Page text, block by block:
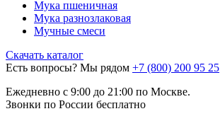
Мука пшеничная
Мука разнозлаковая
Мучные смеси
Скачать каталог
Есть вопросы? Мы рядом +7 (800) 200 95 25
Eжедневно с 9:00 до 21:00 по Москве.
Звонки по России бесплатно